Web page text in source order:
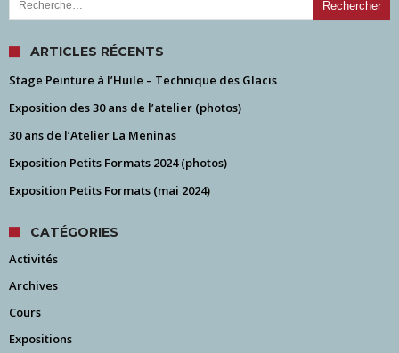
ARTICLES RÉCENTS
Stage Peinture à l’Huile – Technique des Glacis
Exposition des 30 ans de l’atelier (photos)
30 ans de l’Atelier La Meninas
Exposition Petits Formats 2024 (photos)
Exposition Petits Formats (mai 2024)
CATÉGORIES
Activités
Archives
Cours
Expositions